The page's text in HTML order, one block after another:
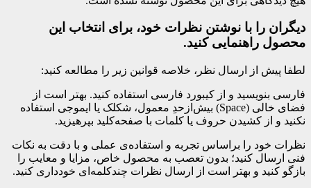
دیگران را با نوشتن نظرات خود، برای انتخاب این
محصول راهنمایی کنید.
لطفا پیش از ارسال نظر، خلاصه قوانین زیر را مطالعه کنید:
فارسی بنویسید و از کیبورد فارسی استفاده کنید. بهتر است از
فضای خالی (Space) بیش‌از‌حدِ معمول، شکلک یا ایموجی استفاده
نکنید و از کشیدن حروف یا کلمات با صفحه‌کلید بپرهیزید.
نظرات خود را براساس تجربه و استفاده‌ی عملی و با دقت به نکات
فنی ارسال کنید؛ بدون تعصب به محصول خاص، مزایا و معایب را
بازگو کنید و بهتر است از ارسال نظرات چندکلمه‌‌ای خودداری کنید.